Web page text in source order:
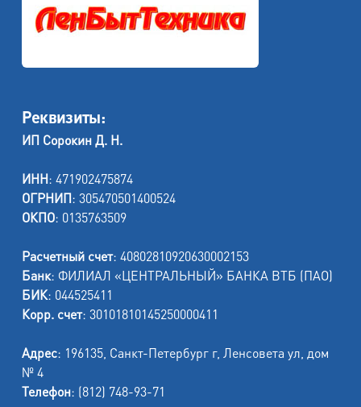
Реквизиты:
ИП Сорокин Д. Н.
ИНН: 471902475874
ОГРНИП: 305470501400524
ОКПО: 0135763509
Расчетный счет: 40802810920630002153
Банк: ФИЛИАЛ «ЦЕНТРАЛЬНЫЙ» БАНКА ВТБ (ПАО)
БИК: 044525411
Корр. счет: 30101810145250000411
Адрес: 196135, Санкт-Петербург г, Ленсовета ул, дом
№ 4
Телефон: (812) 748-93-71